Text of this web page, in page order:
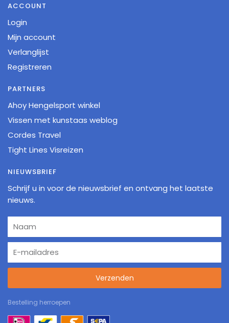
ACCOUNT
Login
Mijn account
Verlanglijst
Registreren
PARTNERS
Ahoy Hengelsport winkel
Vissen met kunstaas weblog
Cordes Travel
Tight Lines Visreizen
NIEUWSBRIEF
Schrijf u in voor de nieuwsbrief en ontvang het laatste
nieuws.
Verzenden
Bestelling herroepen